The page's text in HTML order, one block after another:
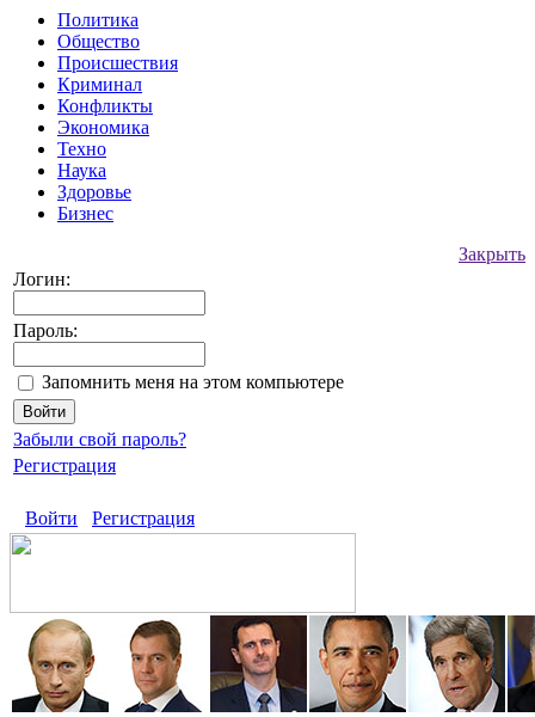
Политика
Общество
Происшествия
Криминал
Конфликты
Экономика
Техно
Наука
Здоровье
Бизнес
Закрыть
Логин:
Пароль:
Запомнить меня на этом компьютере
Забыли свой пароль?
Регистрация
Войти Регистрация